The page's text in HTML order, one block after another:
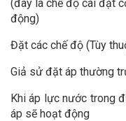
(đây là chế độ cài đặt
động)
Đặt các chế độ (Tùy
Giả sử đặt áp thường
Khi áp lực nước trong
áp sẽ hoạt động